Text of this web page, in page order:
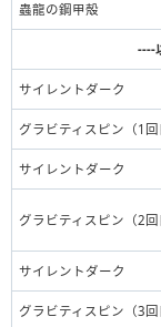
蟲龍の鋼甲殻
----
サイレントダーク
グラビティスピン（1回
サイレントダーク
グラビティスピン（2回
サイレントダーク
グラビティスピン（3回